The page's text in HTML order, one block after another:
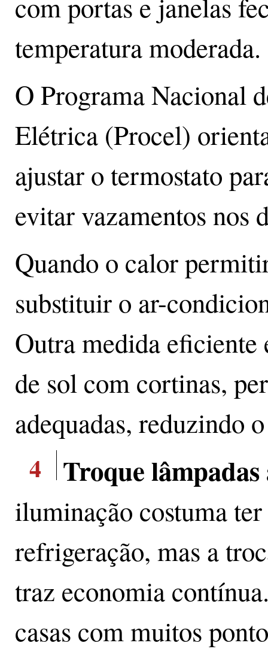
temperatura moderada.
O Programa Nacional
Elétrica (Procel)
ajustar o termostato
evitar vazamentos nos
Quando o calor
substituir o ar-
Outra medida eficiente
de sol com cortinas,
adequadas, reduzindo
4 Troque
iluminação costuma
refrigeração, mas a
traz economia
casas com muitos